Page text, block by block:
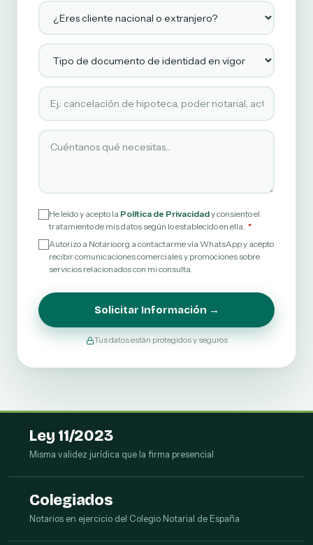
¿Eres cliente nacional o extranjero?
Tipo de documento de identidad en vigor
Tipo de servicio solicitado
Cuéntanos qué necesitas
He leído y acepto la Política de Privacidady consiento el
tratamiento de mis datos según lo establecido en ella.
Autorizo a Notario.org a contactarme vía WhatsApp y acepto
recibir comunicaciones comerciales y promociones sobre
servicios relacionados con mi consulta.
Solicitar Información →
Tus datos están protegidos y seguros
Ley 11/2023
Misma validez jurídica que la firma presencial
Colegiados
Notarios en ejercicio del Colegio Notarial de España